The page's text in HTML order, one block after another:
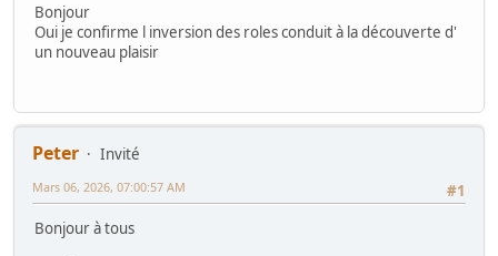
Bonjour
Oui je confirme l inversion des roles conduit à la découverte d'
un nouveau plaisir
Peter
Invité
#1
Mars 06, 2026, 07:00:57 AM
Bonjour à tous